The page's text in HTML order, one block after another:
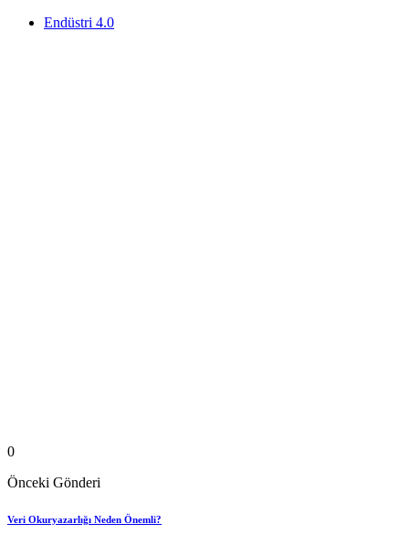
Endüstri 4.0
0
Önceki Gönderi
Veri Okuryazarlığı Neden Önemli?